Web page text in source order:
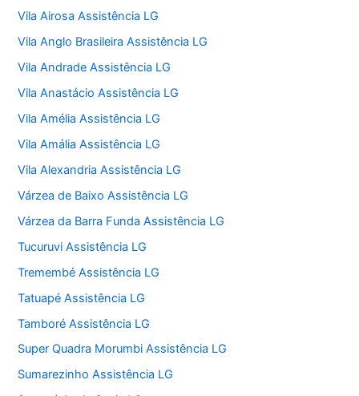
Vila Airosa Assistência LG
Vila Anglo Brasileira Assistência LG
Vila Andrade Assistência LG
Vila Anastácio Assistência LG
Vila Amélia Assistência LG
Vila Amália Assistência LG
Vila Alexandria Assistência LG
Várzea de Baixo Assistência LG
Várzea da Barra Funda Assistência LG
Tucuruvi Assistência LG
Tremembé Assistência LG
Tatuapé Assistência LG
Tamboré Assistência LG
Super Quadra Morumbi Assistência LG
Sumarezinho Assistência LG